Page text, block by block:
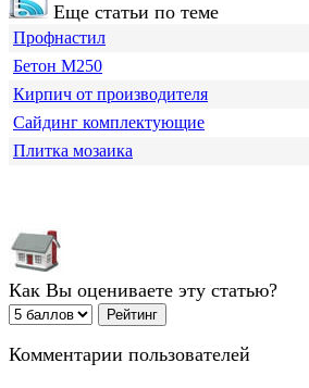
Еще статьи по теме
Профнастил
Бетон М250
Кирпич от производителя
Сайдинг комплектующие
Плитка мозаика
Как Вы оцениваете эту статью?
Комментарии пользователей